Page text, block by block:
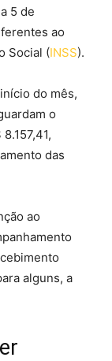
5 de
ao
Social (INSS).
do mês,
o
das
ao
alguns, a